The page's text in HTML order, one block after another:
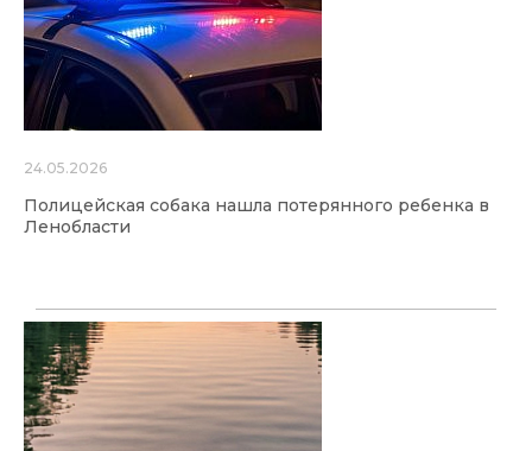
24.05.2026
Полицейская собака нашла потерянного ребенка в
Ленобласти